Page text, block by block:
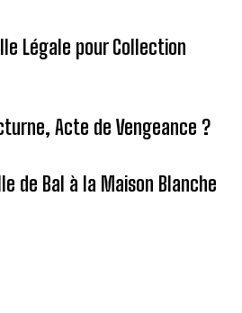
Légale pour Collection
Acte de Vengeance ?
de Bal à la Maison Blanche